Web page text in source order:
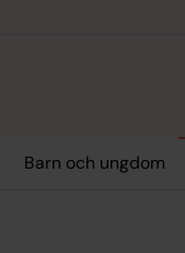
Barn och ungdom